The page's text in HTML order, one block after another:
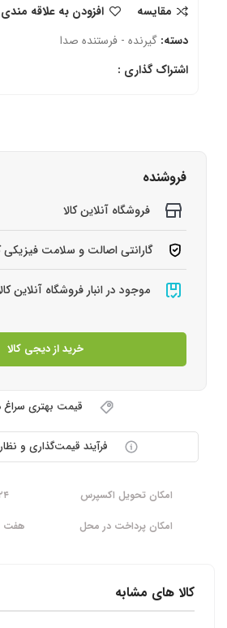
مقایسه
افزودن به علاقه
دسته: گیرنده - فرستنده صدا
اشتراک گذاری :
فروشنده
فروشگاه آنلاین کالا
گارانتی اصالت و سلامت فیزیکی
موجود در انبار فروشگاه آنلاین
خرید از دیجی کالا
قیمت بهتری سراغ
فرآیند قیمت‌گذاری و
امکان تحویل اکسپرس
۲۴ ساعته، ۷
امکان پرداخت در محل
هفت
کالا های مشابه